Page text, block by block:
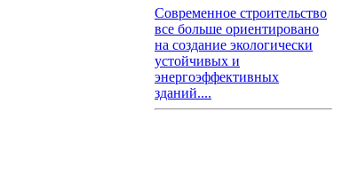
Современное строительство
все больше ориентировано
на создание экологически
устойчивых и
энергоэффективных
зданий....